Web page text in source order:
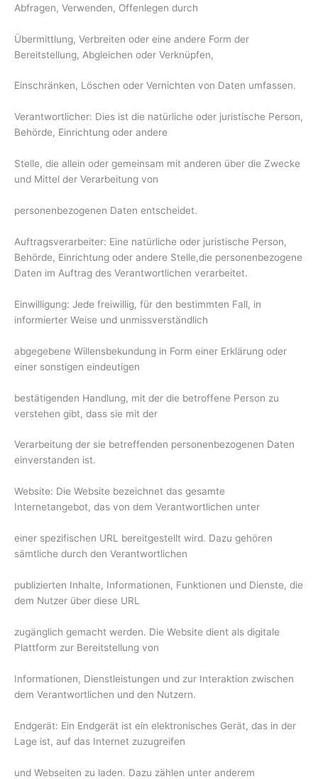
Abfragen, Verwenden, Offenlegen durch
Übermittlung, Verbreiten oder eine andere Form der
Bereitstellung, Abgleichen oder Verknüpfen,
Einschränken, Löschen oder Vernichten von Daten umfassen.
Verantwortlicher: Dies ist die natürliche oder juristische Person,
Behörde, Einrichtung oder andere
Stelle, die allein oder gemeinsam mit anderen über die Zwecke
und Mittel der Verarbeitung von
personenbezogenen Daten entscheidet.
Auftragsverarbeiter: Eine natürliche oder juristische Person,
Behörde, Einrichtung oder andere Stelle,die personenbezogene
Daten im Auftrag des Verantwortlichen verarbeitet.
Einwilligung: Jede freiwillig, für den bestimmten Fall, in
informierter Weise und unmissverständlich
abgegebene Willensbekundung in Form einer Erklärung oder
einer sonstigen eindeutigen
bestätigenden Handlung, mit der die betroffene Person zu
verstehen gibt, dass sie mit der
Verarbeitung der sie betreffenden personenbezogenen Daten
einverstanden ist.
Website: Die Website bezeichnet das gesamte
Internetangebot, das von dem Verantwortlichen unter
einer spezifischen URL bereitgestellt wird. Dazu gehören
sämtliche durch den Verantwortlichen
publizierten Inhalte, Informationen, Funktionen und Dienste, die
dem Nutzer über diese URL
zugänglich gemacht werden. Die Website dient als digitale
Plattform zur Bereitstellung von
Informationen, Dienstleistungen und zur Interaktion zwischen
dem Verantwortlichen und den Nutzern.
Endgerät: Ein Endgerät ist ein elektronisches Gerät, das in der
Lage ist, auf das Internet zuzugreifen
und Webseiten zu laden. Dazu zählen unter anderem